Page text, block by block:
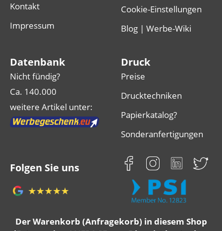
Kontakt
Impressum
Cookie-Einstellungen
Blog | Werbe-Wiki
Datenbank
Nicht fündig?
Ca. 140.000
weitere Artikel unter:
Druck
Preise
Drucktechniken
Papierkatalog?
Sonderanfertigungen
Folgen Sie uns
Der Warenkorb (Anfragekorb) in diesem Shop